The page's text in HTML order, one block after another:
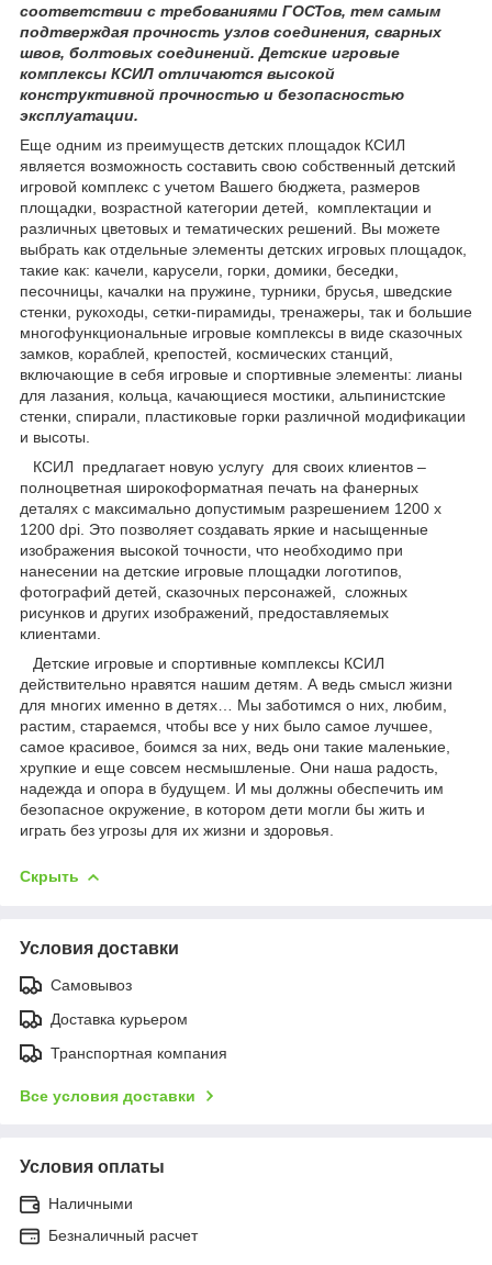
соответствии с требованиями ГОСТов, тем самым
подтверждая прочность узлов соединения, сварных
швов, болтовых соединений. Детские игровые
комплексы КСИЛ отличаются высокой
конструктивной прочностью и безопасностью
эксплуатации.
Еще одним из преимуществ детских площадок КСИЛ
является возможность составить свою собственный детский
игровой комплекс с учетом Вашего бюджета, размеров
площадки, возрастной категории детей, комплектации и
различных цветовых и тематических решений. Вы можете
выбрать как отдельные элементы детских игровых площадок,
такие как: качели, карусели, горки, домики, беседки,
песочницы, качалки на пружине, турники, брусья, шведские
стенки, рукоходы, сетки-пирамиды, тренажеры, так и большие
многофункциональные игровые комплексы в виде сказочных
замков, кораблей, крепостей, космических станций,
включающие в себя игровые и спортивные элементы: лианы
для лазания, кольца, качающиеся мостики, альпинистские
стенки, спирали, пластиковые горки различной модификации
и высоты.
КСИЛ предлагает новую услугу для своих клиентов –
полноцветная широкоформатная печать на фанерных
деталях с максимально допустимым разрешением 1200 х
1200 dpi. Это позволяет создавать яркие и насыщенные
изображения высокой точности, что необходимо при
нанесении на детские игровые площадки логотипов,
фотографий детей, сказочных персонажей, сложных
рисунков и других изображений, предоставляемых
клиентами.
Детские игровые и спортивные комплексы КСИЛ
действительно нравятся нашим детям. А ведь смысл жизни
для многих именно в детях… Мы заботимся о них, любим,
растим, стараемся, чтобы все у них было самое лучшее,
самое красивое, боимся за них, ведь они такие маленькие,
хрупкие и еще совсем несмышленые. Они наша радость,
надежда и опора в будущем. И мы должны обеспечить им
безопасное окружение, в котором дети могли бы жить и
играть без угрозы для их жизни и здоровья.
Скрыть
Условия доставки
Самовывоз
Доставка курьером
Транспортная компания
Все условия доставки
Условия оплаты
Наличными
Безналичный расчет